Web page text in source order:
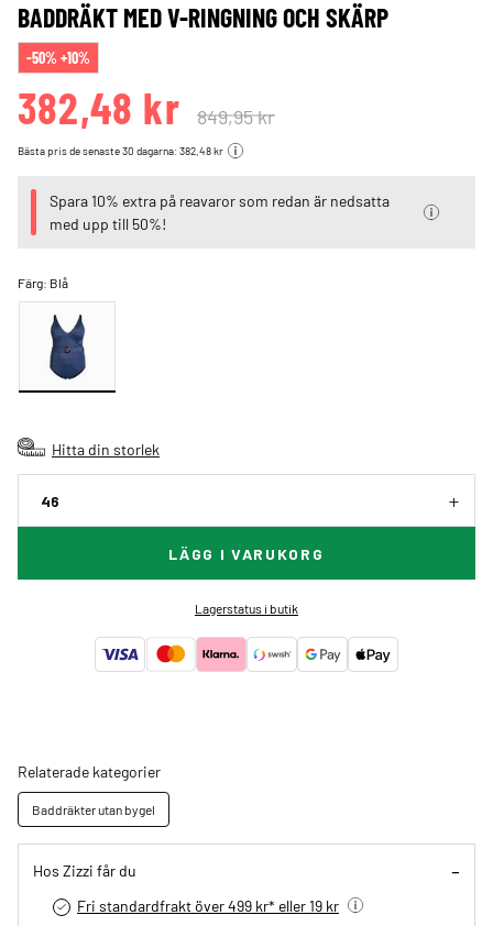
BADDRÄKT MED V-RINGNING OCH SKÄRP
-50% +10%
382,48 kr 849,95 kr
Bästa pris de senaste 30 dagarna: 382,48 kr
Spara 10% extra på reavaror som redan är nedsatta
med upp till 50%!
Färg: Blå
Hitta din storlek
46
LÄGG I VARUKORG
Lagerstatus i butik
Relaterade kategorier
Baddräkter utan bygel
Hos Zizzi får du
Fri standardfrakt över 499 kr* eller 19 kr